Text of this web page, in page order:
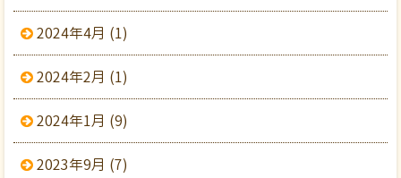
2024年4月 (1)
2024年2月 (1)
2024年1月 (9)
2023年9月 (7)